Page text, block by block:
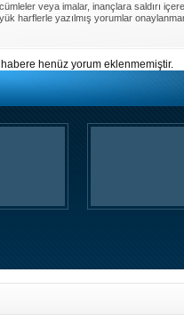
veya imalar, inançlara saldırı
harflerle yazılmış yorumlar
habere henüz yorum eklenmemiştir.